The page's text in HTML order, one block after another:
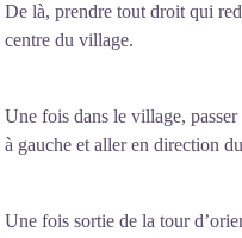
De là, prendre tout droit qui
centre du village.
Une fois dans le village,
à gauche et aller en direction
Une fois sortie de la tour